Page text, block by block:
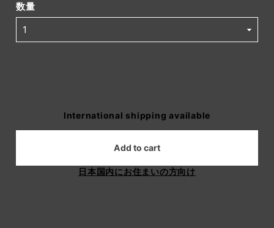
数量
International shipping available
Add to cart
日本国内にお住まいの方向け